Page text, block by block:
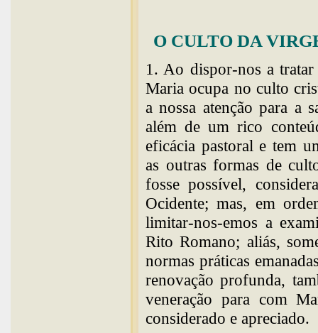
O CULTO DA
1. Ao dispor-nos a
Maria ocupa no culto
a nossa atenção para a
além de um rico
eficácia pastoral e tem
as outras formas de
fosse possível,
Ocidente; mas, em
limitar-nos-emos a
Rito Romano; aliás,
normas práticas
renovação profunda,
veneração para com
considerado e apreciado.